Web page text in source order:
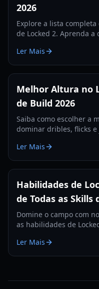
2026
Explore a lista
de Locked 2. Aprenda
abrangente de 2026.
Ler Mais
Melhor Altura no
de Build 2026
Saiba como escolher a
dominar dribles, flicks
Ler Mais
Habilidades de
de Todas as Skills
Domine o campo com
as habilidades de
Ler Mais